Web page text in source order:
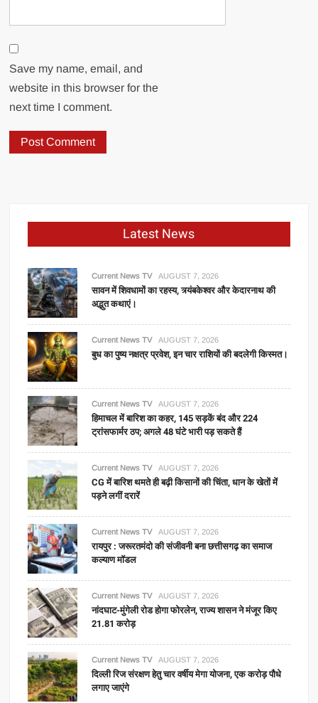
Save my name, email, and
website in this browser for the
next time I comment.
Latest News
Current News TV AUGUST 7, 2026
सावन में शिवधामों का रहस्य, त्र्यंबकेश्वर और केदारनाथ की
अद्भुत कथाएं।
Current News TV AUGUST 7, 2026
बुध का पुष्य नक्षत्र प्रवेश, इन चार राशियों की बदलेगी किस्मत।
Current News TV AUGUST 7, 2026
हिमाचल में बारिश का कहर, 145 सड़कें बंद और 224
ट्रांसफार्मर ठप; अगले 48 घंटे भारी पड़ सकते हैं
Current News TV AUGUST 7, 2026
CG में बारिश थमते ही बढ़ी किसानों की चिंता, धान के खेतों में
पड़ने लगीं दरारें
Current News TV AUGUST 7, 2026
रायपुर : जरूरतमंदो की संजीवनी बना छत्तीसगढ़ का समाज
कल्याण मॉडल
Current News TV AUGUST 7, 2026
नांदघाट-मुंगेली रोड होगा फोरलेन, राज्य शासन ने मंजूर किए
21.81 करोड़
Current News TV AUGUST 7, 2026
दिल्ली रिज संरक्षण हेतु चार वर्षीय मेगा योजना, एक करोड़ पौधे
लगाए जाएंगे